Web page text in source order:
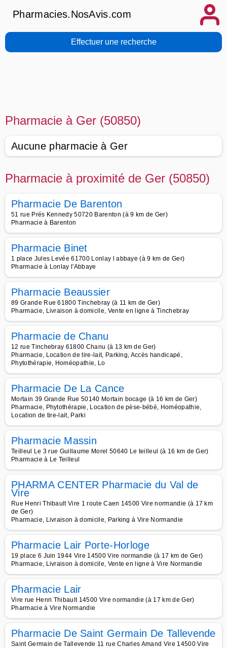
Pharmacies.NosAvis.com
Effectuer une recherche
Pharmacie à Ger (50850)
Aucune pharmacie à Ger
Pharmacie à proximité de Ger (50850)
Pharmacie De Barenton
51 rue Prés Kennedy 50720 Barenton (à 9 km de Ger)
Pharmacie à Barenton
Pharmacie Binet
1 place Jules Levée 61700 Lonlay l abbaye (à 9 km de Ger)
Pharmacie à Lonlay l'Abbaye
Pharmacie Beaussier
89 Grande Rue 61800 Tinchebray (à 11 km de Ger)
Pharmacie, Livraison à domicile, Vente en ligne à Tinchebray
Pharmacie de Chanu
12 rue Tinchebray 61800 Chanu (à 13 km de Ger)
Pharmacie, Location de tire-lait, Parking, Accès handicapé,
Phytothérapie, Homéopathie, Lo
Pharmacie De La Cance
Mortain 39 Grande Rue 50140 Mortain bocage (à 16 km de Ger)
Pharmacie, Phytothérapie, Location de pèse-bébé, Homéopathie,
Location de tire-lait, Parki
Pharmacie Massin
Teilleul Le 3 rue Guillaume Morel 50640 Le teilleul (à 16 km de Ger)
Pharmacie à Le Teilleul
PHARMA CENTER Pharmacie du Val de
Vire
Rue Henri Thibault Vire 1 route Caen 14500 Vire normandie (à 17 km
de Ger)
Pharmacie, Livraison à domicile, Parking à Vire Normandie
Pharmacie Lair Porte-Horloge
19 place 6 Juin 1944 Vire 14500 Vire normandie (à 17 km de Ger)
Pharmacie, Livraison à domicile, Vente en ligne à Vire Normandie
Pharmacie Lair
Vire rue Henri Thibault 14500 Vire normandie (à 17 km de Ger)
Pharmacie à Vire Normandie
Pharmacie De Saint Germain De Tallevende
Saint Germain de Tallevende 11 rue Charles Amand Vire 14500 Vire